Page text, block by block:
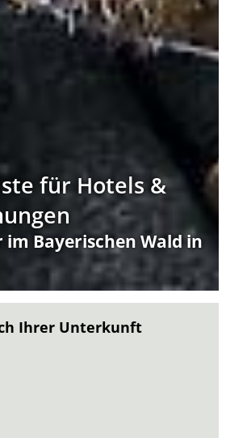
für Hotels &
im Bayerischen Wald in
Ihrer Unterkunft